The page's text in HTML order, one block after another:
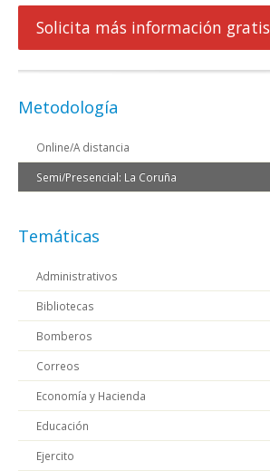
Solicita más información gratis
Metodología
Online/A distancia
Semi/Presencial: La Coruña
Temáticas
Administrativos
Bibliotecas
Bomberos
Correos
Economía y Hacienda
Educación
Ejercito